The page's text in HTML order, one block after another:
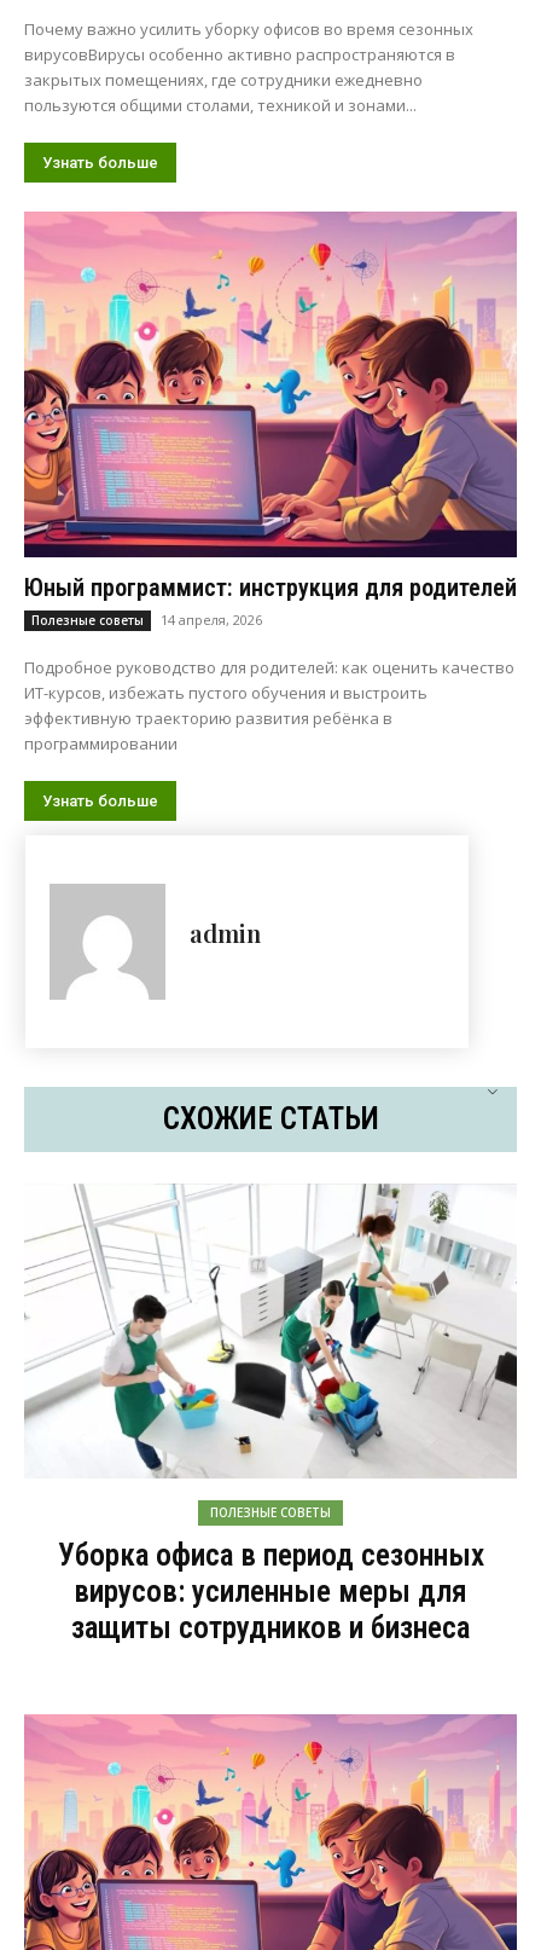
Почему важно усилить уборку офисов во время сезонных
вирусовВирусы особенно активно распространяются в
закрытых помещениях, где сотрудники ежедневно
пользуются общими столами, техникой и зонами...
Узнать больше
Юный программист: инструкция для родителей
Полезные советы 14 апреля, 2026
Подробное руководство для родителей: как оценить качество
ИТ-курсов, избежать пустого обучения и выстроить
эффективную траекторию развития ребёнка в
программировании
Узнать больше
admin
СХОЖИЕ СТАТЬИ
ПОЛЕЗНЫЕ СОВЕТЫ
Уборка офиса в период сезонных
вирусов: усиленные меры для
защиты сотрудников и бизнеса